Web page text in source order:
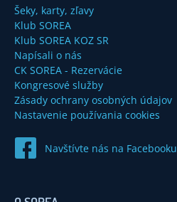
Šeky, karty, zľavy
Klub SOREA
Klub SOREA KOZ SR
Napísali o nás
CK SOREA - Rezervácie
Kongresové služby
Zásady ochrany osobných údajov
Nastavenie používania cookies
Navštívte nás na Facebooku